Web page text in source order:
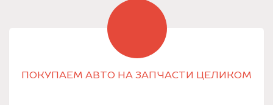
ПОКУПАЕМ АВТО НА ЗАПЧАСТИ ЦЕЛИКОМ